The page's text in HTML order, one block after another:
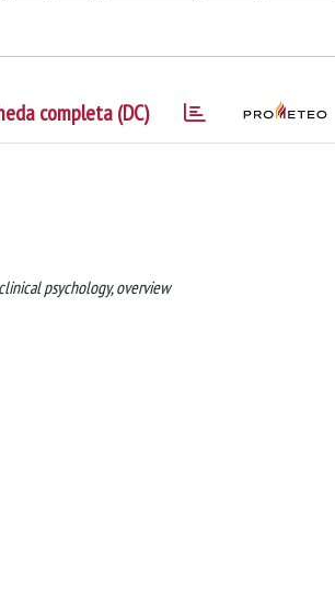
completa (DC)
psychology, overview